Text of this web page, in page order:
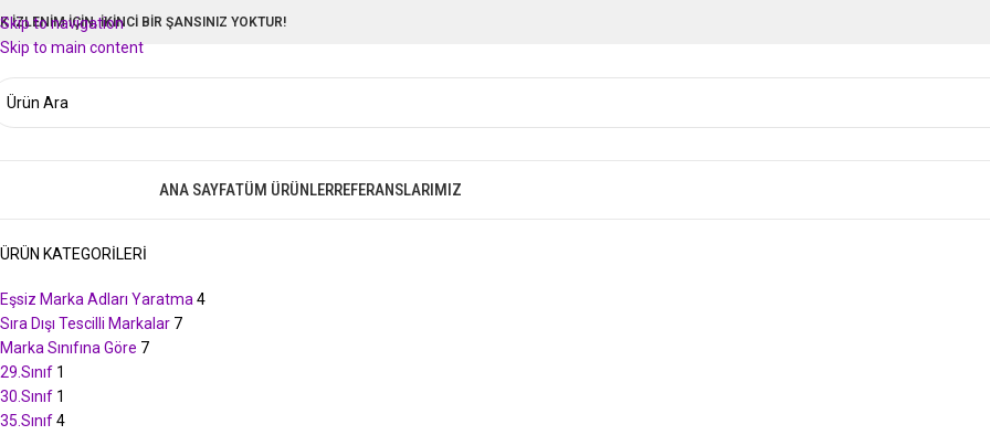
Skip to navigation
Skip to main content
İZLENİM İÇİN, İKİNCİ BİR ŞANSINIZ YOKTUR!
ANA SAYFATÜM ÜRÜNLERREFERANSLARIMIZ
ÜRÜN KATEGORILERI
Eşsiz Marka Adları Yaratma 4
Sıra Dışı Tescilli Markalar 7
Marka Sınıfına Göre 7
29.Sınıf 1
30.Sınıf 1
35.Sınıf4